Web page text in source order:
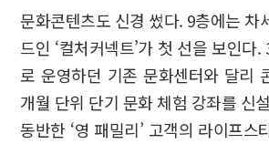
문화콘텐츠도 신경 썼다. 9층에는 차
드인 ‘컬처커넥트’가 첫 선을 보인다
로 운영하던 기존 문화센터와 달리
개월 단위 단기 문화 체험 강좌를 신
동반한 ‘영 패밀리’ 고객의 라이프스